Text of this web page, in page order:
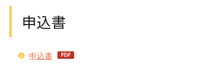
申込書
申込書